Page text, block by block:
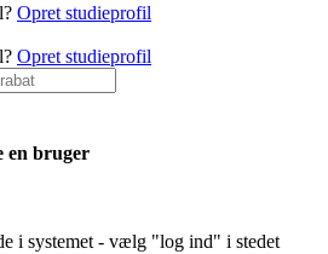
Opret studieprofil
Opret studieprofil
en bruger
i systemet - vælg "log ind" i stedet